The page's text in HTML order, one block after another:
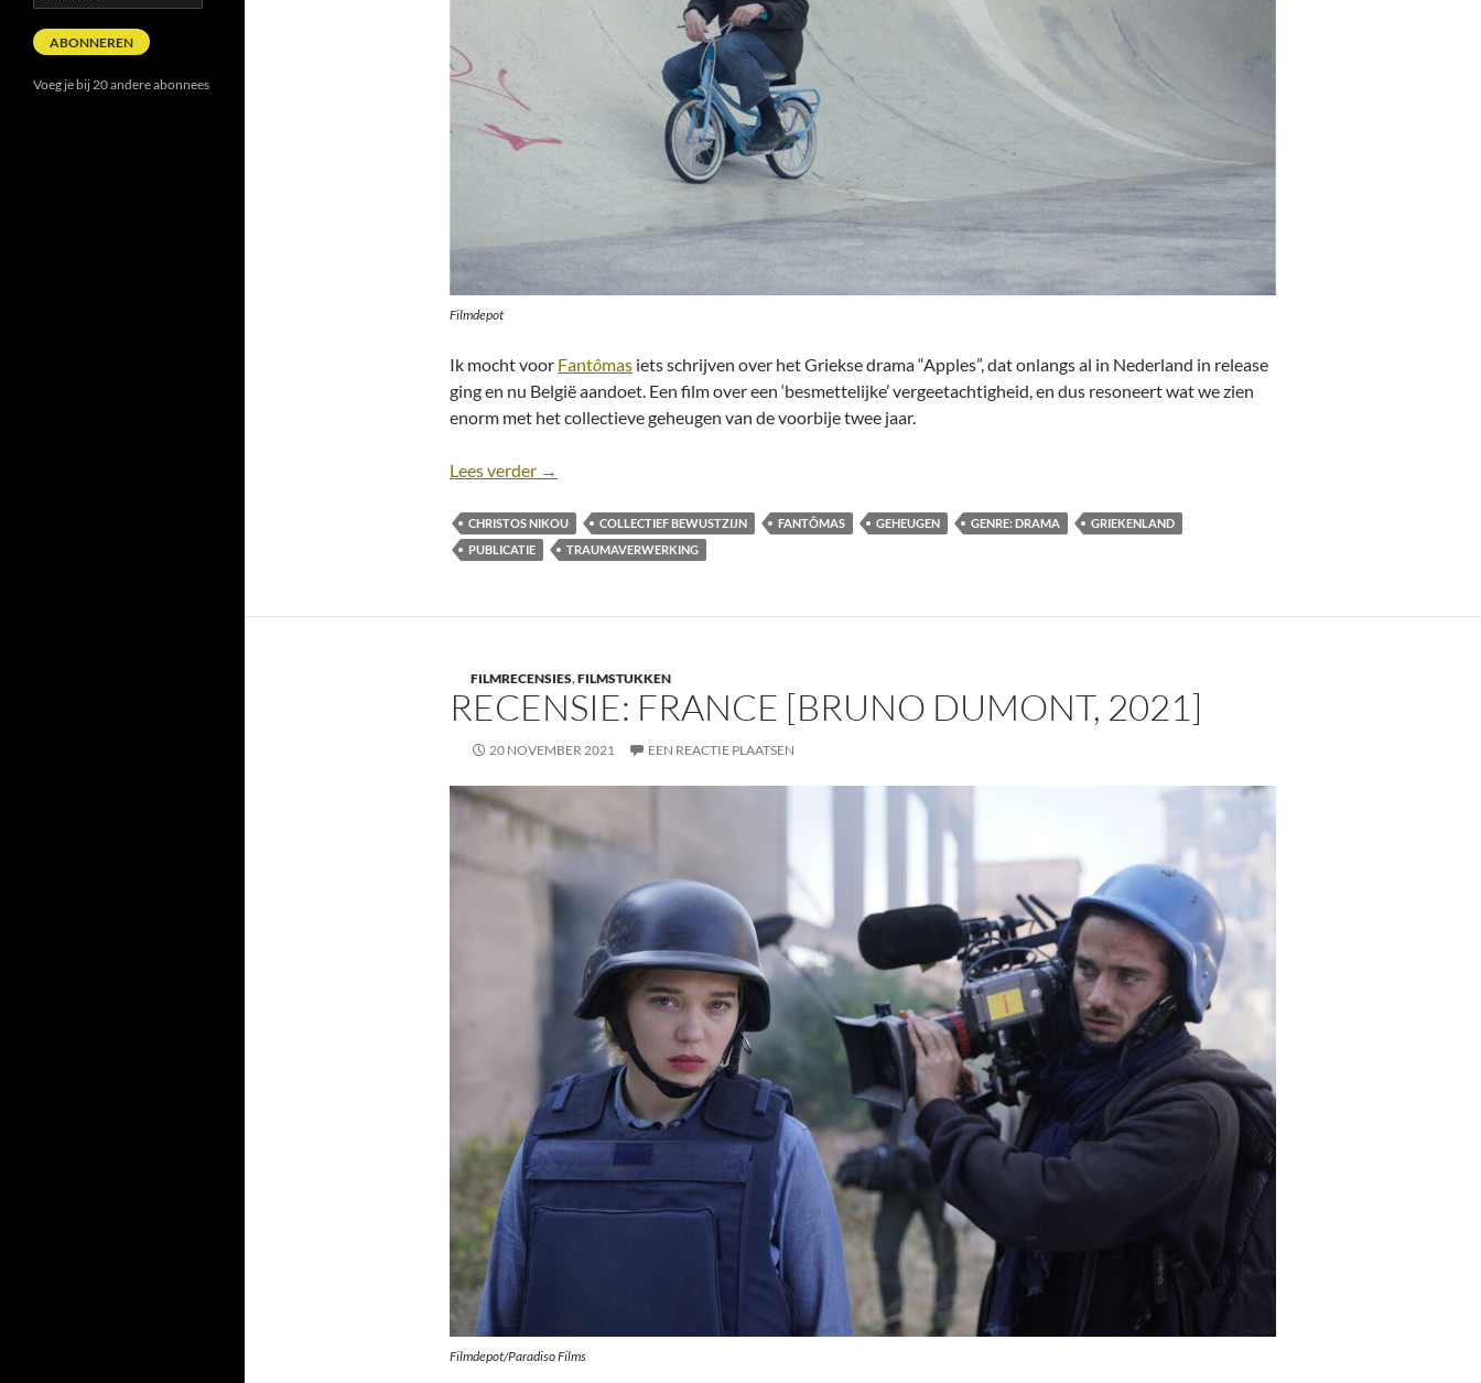
Filmdepot
Ik mocht voor Fantômas iets schrijven over het Griekse drama “Apples”, dat onlangs al in Nederland in release
ging en nu België aandoet. Een film over een ‘besmettelijke’ vergeetachtigheid, en dus resoneert wat we zien
enorm met het collectieve geheugen van de voorbije twee jaar.
Lees verder Recensie: Apples [Christos Nikou, 2020]
→
CHRISTOS NIKOU COLLECTIEF BEWUSTZIJN FANTÔMAS GEHEUGEN GENRE: DRAMA
GRIEKENLAND
PUBLICATIE
TRAUMAVERWERKING
FILMRECENSIES,FILMSTUKKEN
RECENSIE: FRANCE [BRUNO DUMONT, 2021]
20 NOVEMBER 2021 EEN REACTIE PLAATSEN
Filmdepot/Paradiso Films
mailadres
ABONNEREN
Voeg je bij 20 andere abonnees